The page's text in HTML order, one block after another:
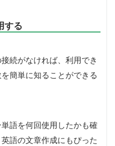
する
続がなければ、利用でき
簡単に知ることができる
語を何回使用したかも確
語の文章作成にもぴった